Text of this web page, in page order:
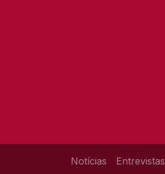
Notícias Entrevistas